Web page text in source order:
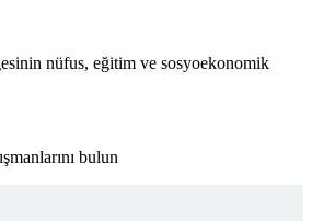
nüfus, eğitim ve sosyoekonomik
bulun